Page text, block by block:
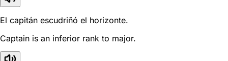
El capitán escudriñó el horizonte.
Captain is an inferior rank to major.